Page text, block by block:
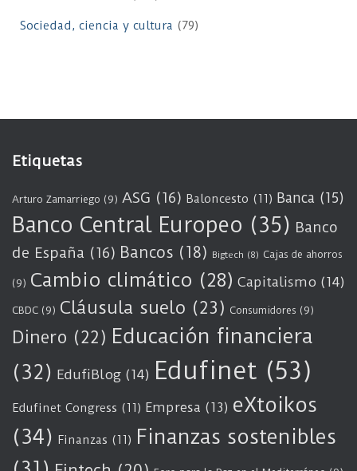
Sociedad, ciencia y cultura (79)
Etiquetas
Arturo Zamarriego (9) ASG (16) Baloncesto (11) Banca (15)
Banco Central Europeo (35) Banco
de España (16) Bancos (18) Bigtech (8) Cajas de ahorros
(9) Cambio climático (28) Capitalismo (14)
CBDC (9) Cláusula suelo (23) Consumidores (9)
Dinero (22) Educación financiera
(32) EdufiBlog (14) Edufinet (53)
Edufinet Congress (11) Empresa (13) eXtoikos
(34) Finanzas (11) Finanzas sostenibles